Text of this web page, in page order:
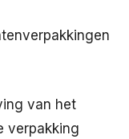
van het
verpakking